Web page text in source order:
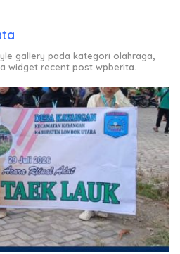
gallery pada kategori olahraga,
widget recent post wpberita.